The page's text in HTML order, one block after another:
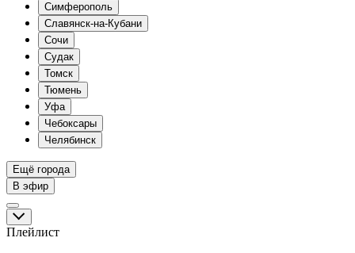
Симферополь
Славянск-на-Кубани
Сочи
Судак
Томск
Тюмень
Уфа
Чебоксары
Челябинск
Ещё города
В эфир
Плейлист